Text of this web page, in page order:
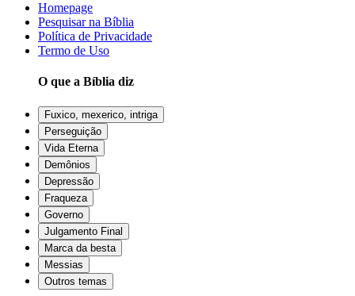
Homepage
Pesquisar na Bíblia
Política de Privacidade
Termo de Uso
O que a Bíblia diz
Fuxico, mexerico, intriga
Perseguição
Vida Eterna
Demônios
Depressão
Fraqueza
Governo
Julgamento Final
Marca da besta
Messias
Outros temas